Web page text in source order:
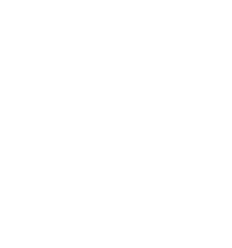
können Sie für ein tolles Mittagessen
im Restaurant verwöhnen zu lassen.
etwas unternehmen. Vom
Fahrradfahren in der italienischen Natur
zurückziehen. Sie können in der
kleinen Spielplatz mit Schaukel,
verzaubern, und freuen Sie sich auf